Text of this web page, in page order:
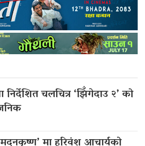
निर्देशित चलचित्र ‘झिँगेदाउ २’ को